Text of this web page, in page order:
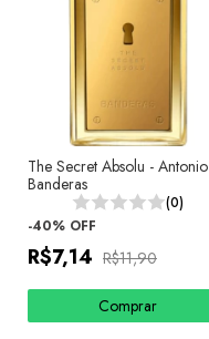
The Secret Absolu - Antonio
Banderas
(0)
-40% OFF
R$7,14 R$11,90
Comprar